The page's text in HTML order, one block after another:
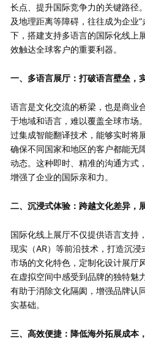
长点、提升国际竞争力的关键路径
及地理距离等障碍，往往成为企业
下，搭建支持多语言的国际化线上
效触达全球客户的重要利器。
一、多语言展厅：打破语言壁垒，
语言是文化交流的桥梁，也是商业
于地域和语言，难以覆盖全球市场
过集成智能翻译技术，能够实时将
确保不同国家和地区的客户都能无
动态。这种即时、精准的沟通方式
增强了企业的国际亲和力。
二、沉浸式体验：跨越文化差异，
国际化线上展厅不仅提供语言支持
现实（AR）等前沿技术，打造沉
市场的文化特色，定制化设计展厅
在虚拟空间中感受到品牌的独特魅
有助于消除文化隔阂，增强品牌认
实基础。
三、高效便捷：降低海外拓展成本